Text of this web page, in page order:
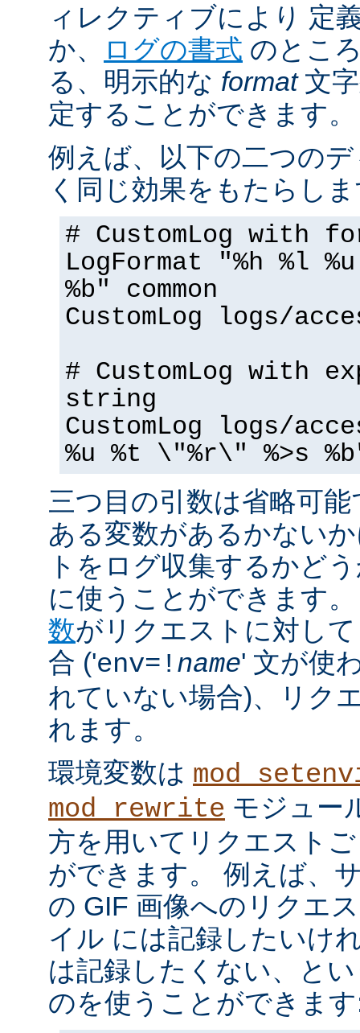
ィレクティブにより 定
か、
ログの書式 のとこ
る、明示的な format文
定することができます。
例えば、以下の二つの
く同じ効果をもたらし
# CustomLog with
LogFormat "%h %l
%b" common
CustomLog logs/
# CustomLog with
string
CustomLog logs/
%u %t \"%r\" %>s
三つ目の引数は省略可
ある変数があるかない
トをログ収集するかど
に使うことができます
数がリクエストに対し
合 ('env=! name' 文が使
れていない場合)、リク
れます。
環境変数は
mod_rewrite モジュー
方を用いてリクエスト
ができます。 例えば、
の GIF 画像へのリクエ
イル には記録したいけ
は記録したくない、と
のを使うことができま